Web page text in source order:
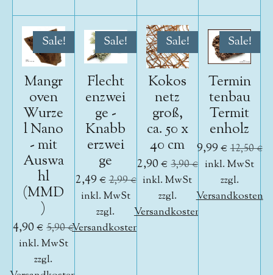
Sale!
Mangr
oven
Wurze
l Nano
- mit
Auswa
hl
(MMD
)
4,90 € 5,90 €
inkl. MwSt
zzgl.
Sale!
Flecht
enzwei
ge -
Knabb
erzwei
ge
2,49 €2,99 €
inkl. MwSt
zzgl.
Versandkosten
Sale!
Kokos
netz
groß,
ca. 50 x
40 cm
2,90 € 3,90 €
inkl. MwSt
zzgl.
Versandkosten
Sale!
Termin
tenbau
Termit
enholz
9,99 €12,50 €
inkl. MwSt
zzgl.
Versandkosten